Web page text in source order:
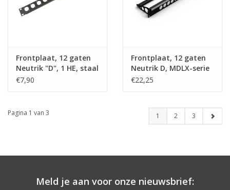
Frontplaat, 12 gaten
Neutrik "D", 1 HE, staal
€7,90
Frontplaat, 12 gaten
Neutrik D, MDLX-serie
€22,25
Pagina 1 van 3 1 2 3
Meld je aan voor onze nieuwsbrief: